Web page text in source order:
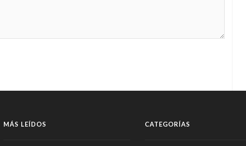
MÁS LEÍDOS CATEGORÍAS